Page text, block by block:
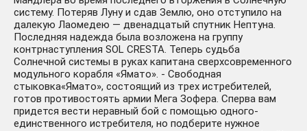
систему. Потеряв Луну и сдав Землю, оно отступило на
далекую Лаомедею — двенадцатый спутник Нептуна.
Последняя надежда была возложена на группу
контрнаступления SOL CRESTA. Теперь судьба
Солнечной системы в руках капитана сверхсовременного
модульного корабля «Ямато». - Свободная
стыковка«Ямато», состоящий из трех истребителей,
готов противостоять армии Мега Зофера. Сперва вам
придется вести неравный бой с помощью одного-
единственного истребителя, но подберите нужное